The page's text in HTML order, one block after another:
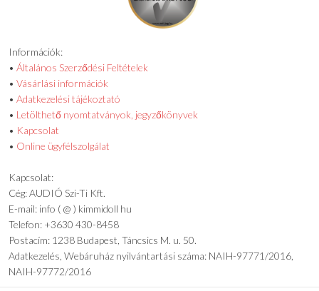
Információk:
•Általános Szerződési Feltételek
•Vásárlási információk
•Adatkezelési tájékoztató
• Letölthető nyomtatványok, jegyzőkönyvek
• Kapcsolat
• Online ügyfélszolgálat
Kapcsolat:
Cég: AUDIÓ Szi-Ti Kft.
E-mail: info ( @ ) kimmidoll hu
Telefon: +3630 430-8458
Postacím: 1238 Budapest, Táncsics M. u. 50.
Adatkezelés, Webáruház nyilvántartási száma: NAIH-97771/2016,
NAIH-97772/2016